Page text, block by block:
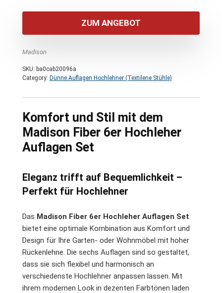
war:
280,00 €
ist:
80,00 €.
ZUM ANGEBOT
Madison
SKU: ba0cab20096a
Category: Dünne Auflagen Hochlehner (Textilene Stühle)
Komfort und Stil mit dem
Madison Fiber 6er Hochleher
Auflagen Set
Eleganz trifft auf Bequemlichkeit –
Perfekt für Hochlehner
Das Madison Fiber 6er Hochleher Auflagen Set
bietet eine optimale Kombination aus Komfort und
Design für Ihre Garten- oder Wohnmöbel mit hoher
Rückenlehne. Die sechs Auflagen sind so gestaltet,
dass sie sich flexibel und harmonisch an
verschiedenste Hochlehner anpassen lassen. Mit
ihrem modernen Look in dezenten Farbtönen laden